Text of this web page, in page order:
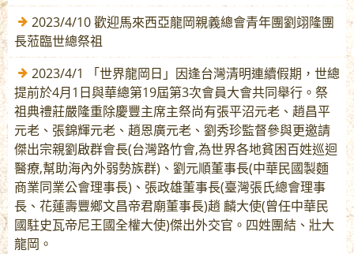
2023/4/10 歡迎馬來西亞龍岡親義總會青年團劉翊隆團
長蒞臨世總祭祖
2023/4/1 「世界龍岡日」因逢台灣清明連續假期，世總
提前於4月1日與華總第19屆第3次會員大會共同舉行。祭
祖典禮莊嚴隆重除慶豐主席主祭尚有張平沼元老、趙昌平
元老、張錦輝元老、趙恩廣元老、劉秀珍監督參與更邀請
傑出宗親劉啟群會長(台灣路竹會,為世界各地貧困百姓巡迴
醫療,幫助海內外弱勢族群)、劉元順董事長(中華民國製麵
商業同業公會理事長)、張政雄董事長(臺灣張氏總會理事
長、花蓮壽豐鄉文昌帝君廟董事長)趙 麟大使(曾任中華民
國駐史瓦帝尼王國全權大使)傑出外交官。四姓團結、壯大
龍岡。